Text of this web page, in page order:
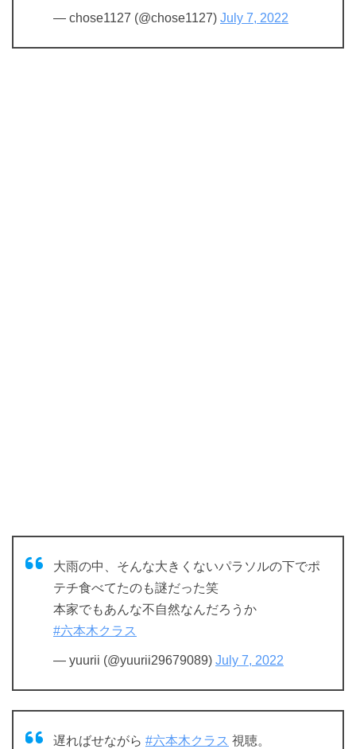
— chose1127 (@chose1127) July 7, 2022
大雨の中、そんな大きくないパラソルの下でポ
テチ食べてたのも謎だった笑
本家でもあんな不自然なんだろうか
#六本木クラス
— yuurii (@yuurii29679089) July 7, 2022
遅ればせながら #六本木クラス 視聴。